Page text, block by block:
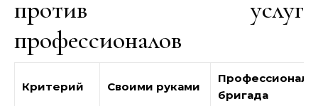
против услуг
профессионалов
Критерий Своими руками
бригада